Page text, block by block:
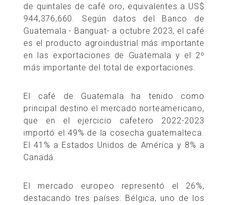
de quintales de café oro, equivalentes a US$
944,376,660. Según datos del Banco de
Guatemala - Banguat- a octubre 2023, el café
es el producto agroindustrial más importante
en las exportaciones de Guatemala y el 2º
más importante del total de exportaciones.
El café de Guatemala ha tenido como
principal destino el mercado norteamericano,
que en el ejercicio cafetero 2022-2023
importó el 49% de la cosecha guatemalteca.
El 41% a Estados Unidos de América y 8% a
Canadá.
El mercado europeo representó el 26%,
destacando tres países: Bélgica, uno de los